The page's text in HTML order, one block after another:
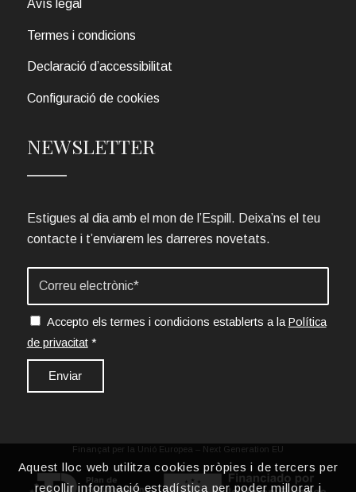
Avís legal
Termes i condicions
Declaració d’accessibilitat
Configuració de cookies
NEWSLETTER
Estigues al dia amb el mon de l’Espill. Deixa’ns el teu
contacte i t’enviarem les darreres novetats.
Accepto els termes i condicions establerts a la Política
de privacitat *
Finançat per la Unió Europea – Next Generation EU
Aquest lloc web utilitza cookies pròpies i de tercers per
recollir informació estadística per poder millorar i